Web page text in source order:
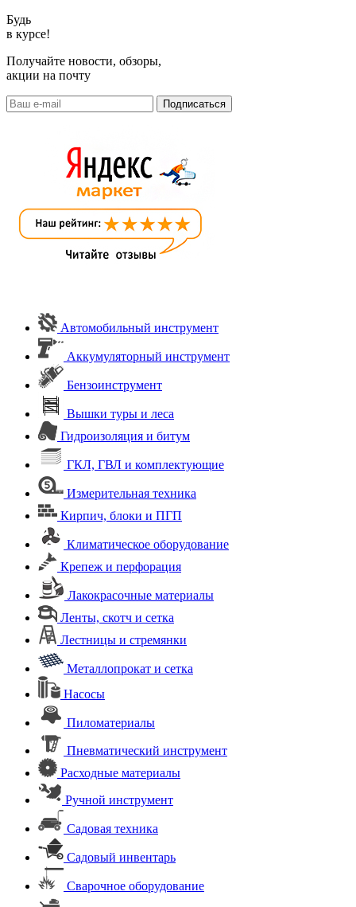
Будь
в курсе!
Получайте новости, обзоры,
акции на почту
Автомобильный инструмент
Аккумуляторный инструмент
Бензоинструмент
Вышки туры и леса
Гидроизоляция и битум
ГКЛ, ГВЛ и комплектующие
Измерительная техника
Кирпич, блоки и ПГП
Климатическое оборудование
Крепеж и перфорация
Лакокрасочные материалы
Ленты, скотч и сетка
Лестницы и стремянки
Металлопрокат и сетка
Насосы
Пиломатериалы
Пневматический инструмент
Расходные материалы
Ручной инструмент
Садовая техника
Садовый инвентарь
Сварочное оборудование